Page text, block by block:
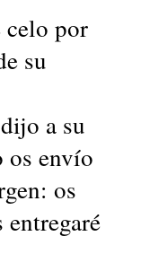
celo por
su
a su
os envío
os